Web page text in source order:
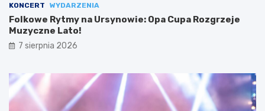
KONCERT WYDARZENIA
Folkowe Rytmy na Ursynowie: Opa Cupa Rozgrzeje
Muzyczne Lato!
7 sierpnia 2026